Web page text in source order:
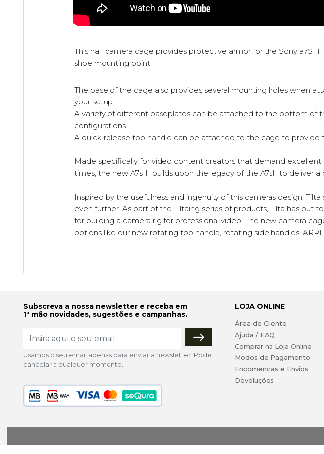
This half camera cage provides protective armor for the Sony a7S
shoe mounting point.
The base of the cage also provides several mounting holes when
your setup.
A variety of different baseplates can be attached to the bottom of
configurations.
A quick release top handle can be attached to the cage to provide
Made specifically for video content creators that demand
times, the new A7sIII builds upon the legacy of the A7sII to deliver
Inspired by the usefulness and ingenuity of this cameras design,
even further. As part of the Tiltaing series of products, Tilta has
for building a camera rig for professional video. The new camera
options like our new rotating top handle, rotating side handles,
Subscreva a nossa newsletter e receba em
1ª mão novidades, sugestões e campanhas.
Usamos o seu email apenas para enviar a newsletter. Pode
cancelar a qualquer momento.
LOJA ONLINE
Área de Cliente
Ajuda / FAQ
Comprar na Loja Online
Modos de Pagamento
Encomendas e Envios
Devoluções